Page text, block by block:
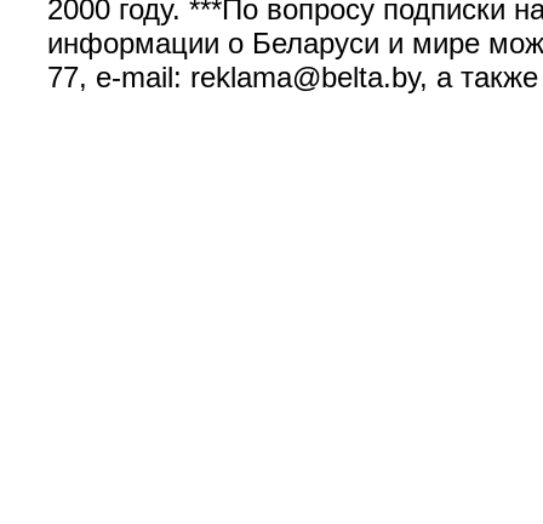
2000 году. ***По вопросу подписки
информации о Беларуси и мире
77, e-mail: reklama@belta.by, а